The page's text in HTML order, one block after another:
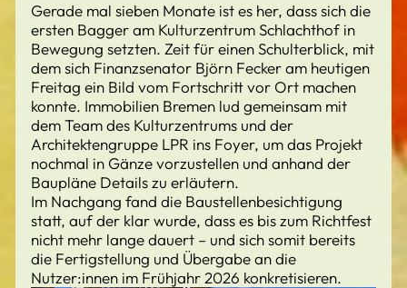
Gerade mal sieben Monate ist es her, dass sich die
ersten Bagger am Kulturzentrum Schlachthof in
Bewegung setzten. Zeit für einen Schulterblick, mit
dem sich Finanzsenator Björn Fecker am heutigen
Freitag ein Bild vom Fortschritt vor Ort machen
konnte. Immobilien Bremen lud gemeinsam mit
dem Team des Kulturzentrums und der
Architektengruppe LPR ins Foyer, um das Projekt
nochmal in Gänze vorzustellen und anhand der
Baupläne Details zu erläutern.
Im Nachgang fand die Baustellenbesichtigung
statt, auf der klar wurde, dass es bis zum Richtfest
nicht mehr lange dauert – und sich somit bereits
die Fertigstellung und Übergabe an die
Nutzer:innen im Frühjahr 2026 konkretisieren.